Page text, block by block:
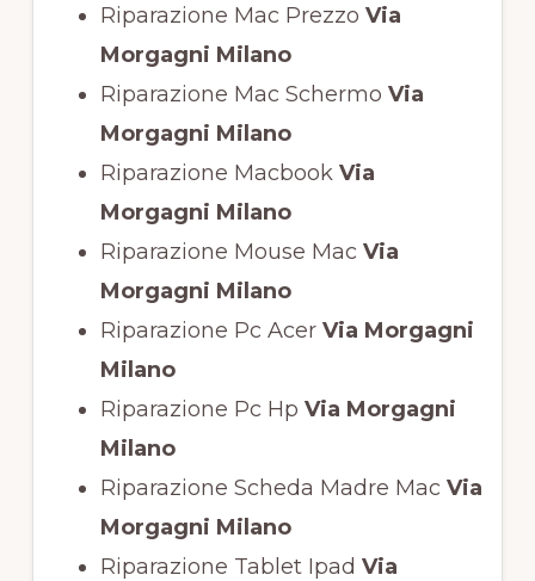
Riparazione Mac Prezzo Via
Morgagni Milano
Riparazione Mac Schermo Via
Morgagni Milano
Riparazione MacbookVia
Morgagni Milano
Riparazione Mouse Mac Via
Morgagni Milano
Riparazione Pc AcerVia Morgagni
Milano
Riparazione Pc Hp Via Morgagni
Milano
Riparazione Scheda Madre Mac Via
Morgagni Milano
Riparazione Tablet Ipad Via